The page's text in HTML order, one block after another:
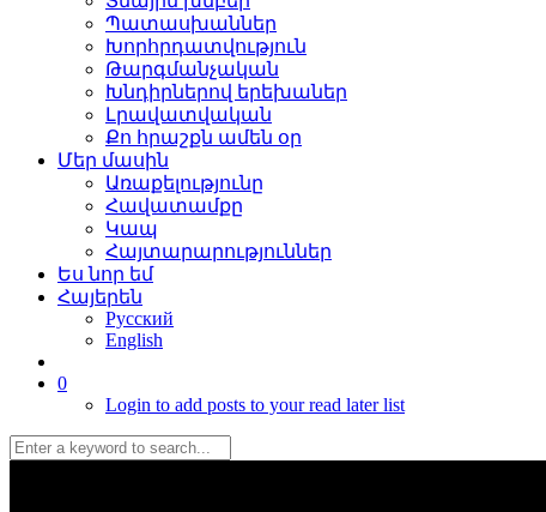
Պատասխաններ
Խորհրդատվություն
Թարգմանչական
Խնդիրներով երեխաներ
Լրավատվական
Քո հրաշքն ամեն օր
Մեր մասին
Առաքելությունը
Հավատամքը
Կապ
Հայտարարություններ
Ես նոր եմ
Հայերեն
Русский
English
0
Login to add posts to your read later list